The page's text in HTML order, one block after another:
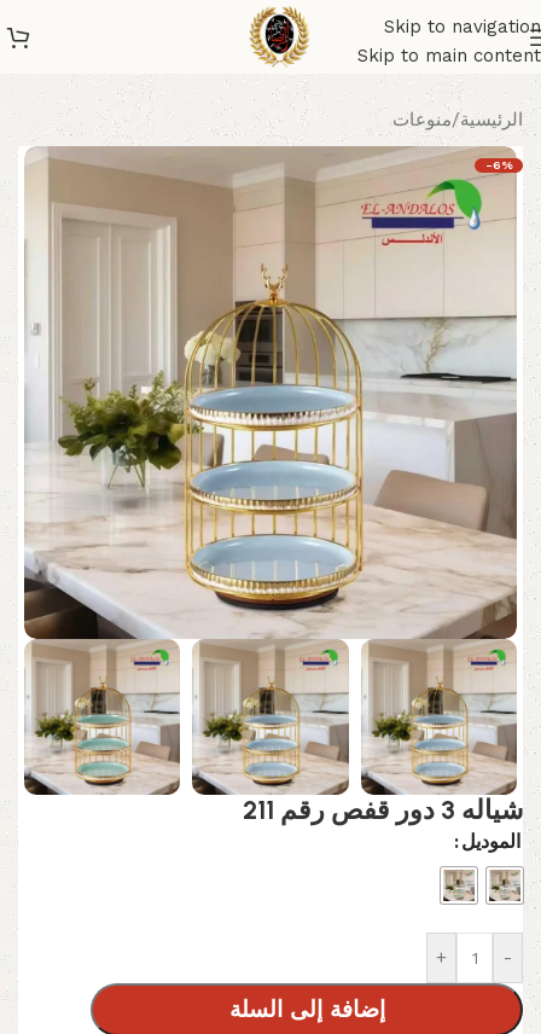
Skip to navigation
Skip to main content
الرئيسية/منوعات
-6%
شياله 3 دور قفص رقم 211
الموديل
-
+
إضافة إلى السلة